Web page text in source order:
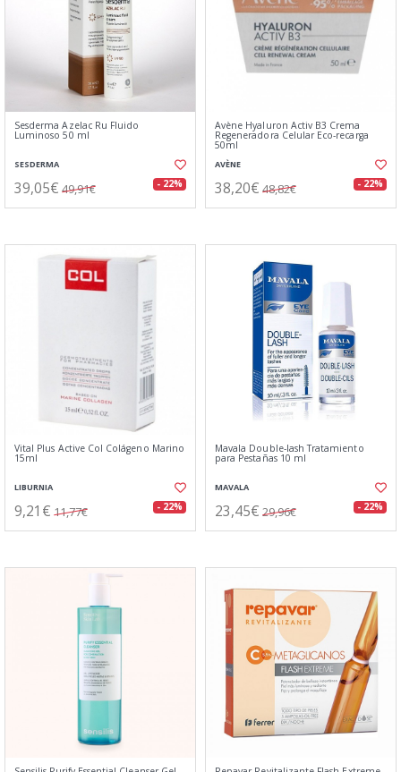
Sesderma Azelac Ru Fluido
Luminoso 50 ml
SESDERMA
39,05€ 49,91€ - 22%
Avène Hyaluron Activ B3 Crema
Regeneradora Celular Eco-recarga
50ml
AVÈNE
38,20€ 48,82€ - 22%
Vital Plus Active Col Colágeno Marino
15ml
LIBURNIA
9,21€ 11,77€ - 22%
Mavala Double-lash Tratamiento
para Pestañas 10 ml
MAVALA
23,45€ 29,96€ - 22%